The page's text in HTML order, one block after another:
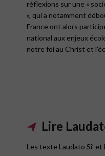
réflexions sur une «
», qui a notamment
France ont alors
national aux enjeux
notre foi au Christ et
Lire
Les texte Laudato Si’